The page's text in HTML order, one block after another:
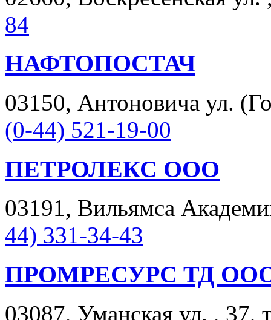
84
НАФТОПОСТАЧ
03150, Антоновича ул.
(0-44) 521-19-00
ПЕТРОЛЕКС ООО
03191, Вильямса
44) 331-34-43
ПРОМРЕСУРС ТД
03087, Уманская ул. , 37,